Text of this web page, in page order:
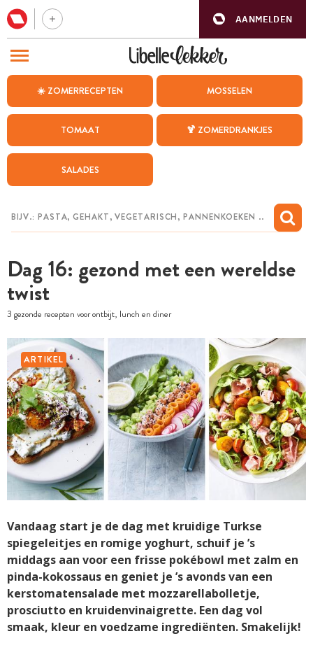
AANMELDEN
☀️ ZOMERRECEPTEN MOSSELEN
TOMAAT 🍹 ZOMERDRANKJES
SALADES
Dag 16: gezond met een wereldse
twist
3 gezonde recepten voor ontbijt, lunch en diner
ARTIKEL
Vandaag start je de dag met kruidige Turkse
spiegeleitjes en romige yoghurt, schuif je ’s
middags aan voor een frisse pokébowl met zalm en
pinda-kokossaus en geniet je ’s avonds van een
kerstomatensalade met mozzarellabolletje,
prosciutto en kruidenvinaigrette. Een dag vol
smaak, kleur en voedzame ingrediënten. Smakelijk!
BEZOEK ONZE ANDERE WEBSITES
WEEKMENU
CHAT MET MAIA
MIJN BEWAARDE RECEPTEN